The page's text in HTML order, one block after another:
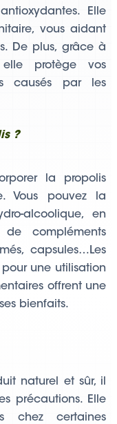
Elle
vous aidant
De plus, grâce à
elle protège vos
causés par les
?
la propolis
Vous pouvez la
alcoolique, en
compléments
capsules…Les
une utilisation
offrent une
bienfaits.
naturel et sûr, il
précautions. Elle
chez certaines